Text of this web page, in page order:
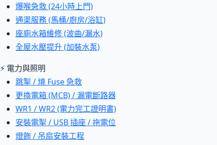
爆喉急救 (24小時上門)
通渠服務 (馬桶/廚房/浴缸)
座廁水箱維修 (波曲/漏水)
全屋水壓提升 (加裝水泵)
⚡ 電力與照明
跳掣 / 燒 Fuse 急救
更換電箱 (MCB) / 漏電斷路器
WR1 / WR2 (電力完工證明書)
安裝電掣 / USB 插座 / 拖電位
燈飾 / 吊扇安裝工程